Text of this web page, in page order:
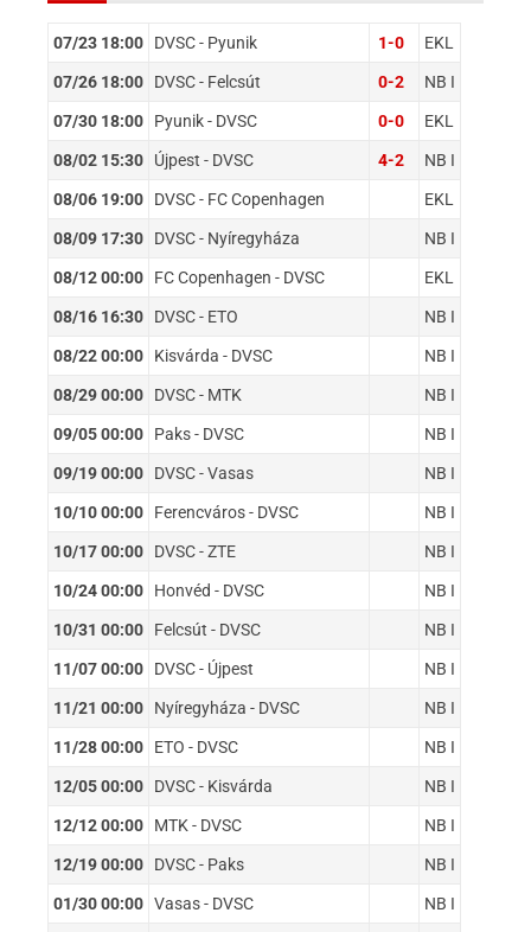
07/23 18:00 DVSC - Pyunik 1-0 EKL
07/26 18:00 DVSC - Felcsút 0-2 NB I
07/30 18:00 Pyunik - DVSC 0-0 EKL
08/02 15:30 Újpest - DVSC 4-2 NB I
08/06 19:00 DVSC - FC Copenhagen EKL
08/09 17:30 DVSC - Nyíregyháza NB I
08/12 00:00 FC Copenhagen - DVSC EKL
08/16 16:30 DVSC - ETO NB I
08/22 00:00 Kisvárda - DVSC NB I
08/29 00:00 DVSC - MTK NB I
09/05 00:00 Paks - DVSC NB I
09/19 00:00 DVSC - Vasas NB I
10/10 00:00 Ferencváros - DVSC NB I
10/17 00:00 DVSC - ZTE NB I
10/24 00:00 Honvéd - DVSC NB I
10/31 00:00 Felcsút - DVSC NB I
11/07 00:00 DVSC - Újpest NB I
11/21 00:00 Nyíregyháza - DVSC NB I
11/28 00:00 ETO - DVSC NB I
12/05 00:00 DVSC - Kisvárda NB I
12/12 00:00 MTK - DVSC NB I
12/19 00:00 DVSC - Paks NB I
01/30 00:00 Vasas - DVSC NB I